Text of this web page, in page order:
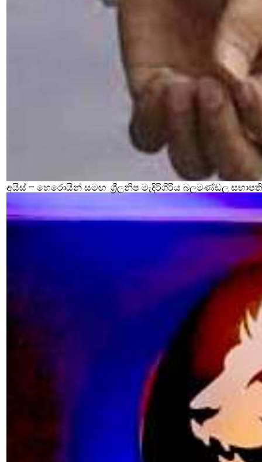
අයිස් – හෙරොයින් සමඟ ශ්‍රීලනිප මැදිරිගිරිය බලමණ්ඩල සභාපති